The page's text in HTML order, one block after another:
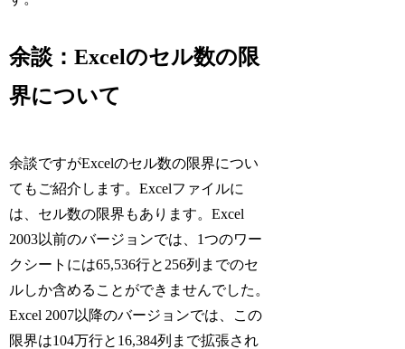
余談：Excelのセル数の限
界について
余談ですがExcelのセル数の限界につい
てもご紹介します。Excelファイルに
は、セル数の限界もあります。Excel
2003以前のバージョンでは、1つのワー
クシートには65,536行と256列までのセ
ルしか含めることができませんでした。
Excel 2007以降のバージョンでは、この
限界は104万行と16,384列まで拡張され